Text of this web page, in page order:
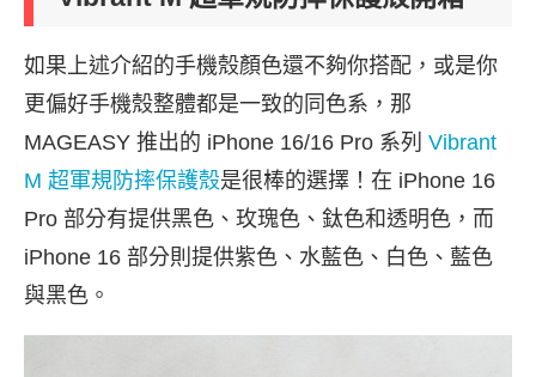
如果上述介紹的手機殼顏色還不夠你搭配，或是你
更偏好手機殼整體都是一致的同色系，那
MAGEASY 推出的 iPhone 16/16 Pro 系列 Vibrant
M 超軍規防摔保護殼是很棒的選擇！在 iPhone 16
Pro 部分有提供黑色、玫瑰色、鈦色和透明色，而
iPhone 16 部分則提供紫色、水藍色、白色、藍色
與黑色。